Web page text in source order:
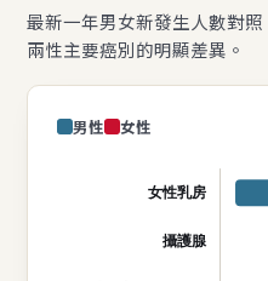
最新一年男女新發生人數對
兩性主要癌別的明顯差異。
男性 女性